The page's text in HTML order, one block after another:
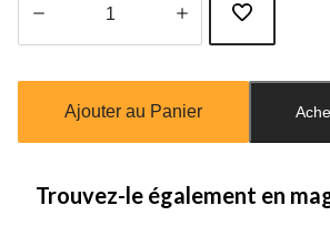
mise
à
Ajouter au Panier
Trouvez-le également en